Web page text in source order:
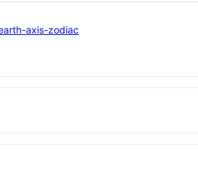
axis-zodiac